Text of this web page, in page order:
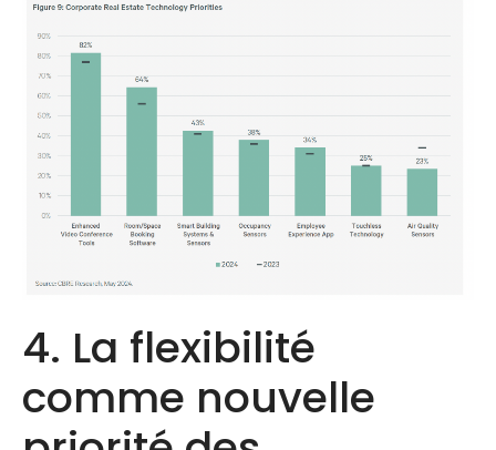
4. La flexibilité
comme nouvelle